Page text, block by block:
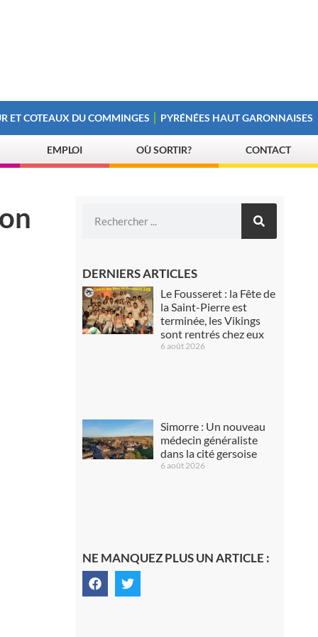
ET COTEAUX DU COMMINGES PYRÉNÉES HAUT GARONNAISES
EMPLOI OÙ SORTIR? CONTACT
DERNIERS ARTICLES
Le Fousseret : la Fête de
la Saint-Pierre est
terminée, les Vikings
sont rentrés chez eux
6 août 2026
Simorre : Un nouveau
médecin généraliste
dans la cité gersoise
6 août 2026
NE MANQUEZ PLUS UN ARTICLE :